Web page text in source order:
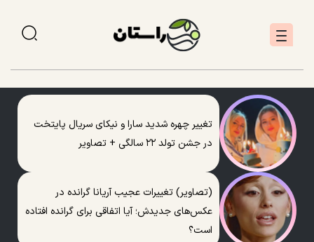
تغییر چهره شدید سارا و نیکای سریال پایتخت
در جشن تولد ۲۲ سالگی + تصاویر
(تصاویر) تغییرات عجیب آریانا گرانده در
عکس‌های جدیدش؛ آیا اتفاقی برای گرانده افتاده
است؟